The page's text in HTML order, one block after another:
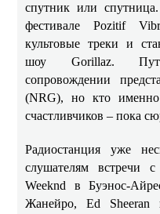
спутник или
фестивале Pozitif
культовые треки и
шоу Gorillaz.
сопровождении
(NRG), но кто
счастливчиков – пока
Радиостанция уже
слушателям встречи
Weeknd в Буэнос-
Жанейро, Ed Sheeran